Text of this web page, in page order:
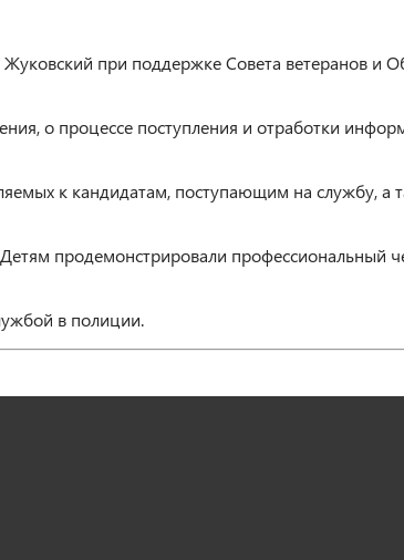
при поддержке Совета ветеранов и
о процессе поступления и отработки
к кандидатам, поступающим на службу, а
продемонстрировали профессиональный
в полиции.